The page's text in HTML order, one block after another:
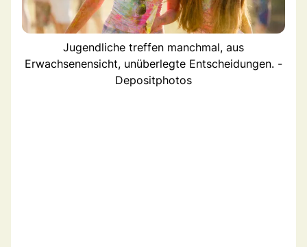
Jugendliche treffen manchmal, aus
Erwachsenensicht, unüberlegte Entscheidungen. -
Depositphotos